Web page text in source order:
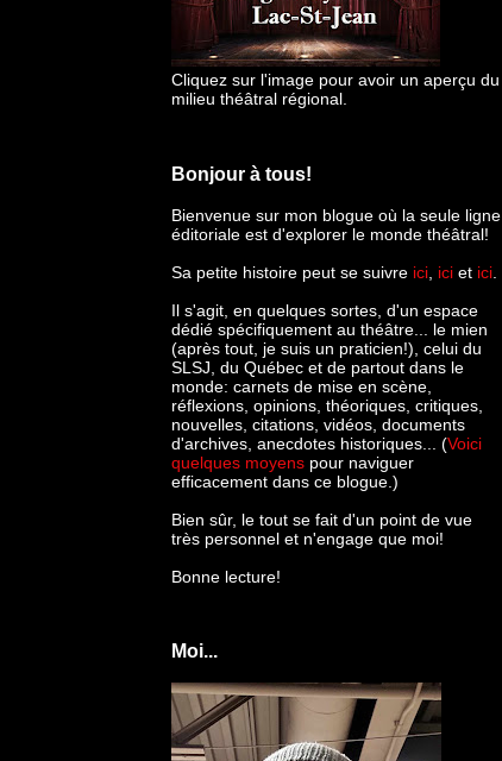
Cliquez sur l'image pour avoir un aperçu du
milieu théâtral régional.
Bonjour à tous!
Bienvenue sur mon blogue où la seule ligne
éditoriale est d'explorer le monde théâtral!
Sa petite histoire peut se suivre ici ici et ici
Il s'agit, en quelques sortes, d'un espace
dédié spécifiquement au théâtre... le mien
(après tout, je suis un praticien!), celui du
SLSJ, du Québec et de partout dans le
monde: carnets de mise en scène,
réflexions, opinions, théoriques, critiques,
nouvelles, citations, vidéos, documents
d'archives, anecdotes historiques... (Voici
quelques moyens pour naviguer
efficacement dans ce blogue.)
Bien sûr, le tout se fait d'un point de vue
très personnel et n'engage que moi!
Bonne lecture!
Moi...